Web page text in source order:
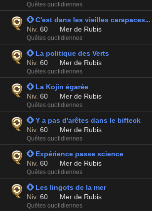
Quêtes quotidiennes
 C'est dans les vieilles carapaces...
Niv. 60 Mer de Rubis
Quêtes quotidiennes
 La politique des Verts
Niv. 60 Mer de Rubis
Quêtes quotidiennes
 La Kojin égarée
Niv. 60 Mer de Rubis
Quêtes quotidiennes
 Y a pas d'arêtes dans le bifteck
Niv. 60 Mer de Rubis
Quêtes quotidiennes
 Expérience passe science
Niv. 60 Mer de Rubis
Quêtes quotidiennes
 Les lingots de la mer
Niv. 60 Mer de Rubis
Quêtes quotidiennes